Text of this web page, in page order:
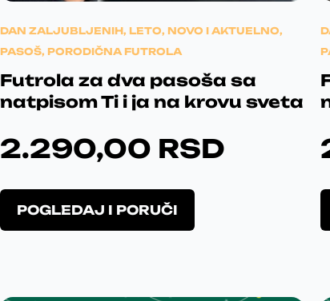
DAN ZALJUBLJENIH, LETO, NOVO I AKTUELNO,
PASOŠ, PORODIČNA FUTROLA
Futrola za dva pasoša sa
natpisom Ti i ja na krovu sveta
2.290,00 RSD
POGLEDAJ I PORUČI
O